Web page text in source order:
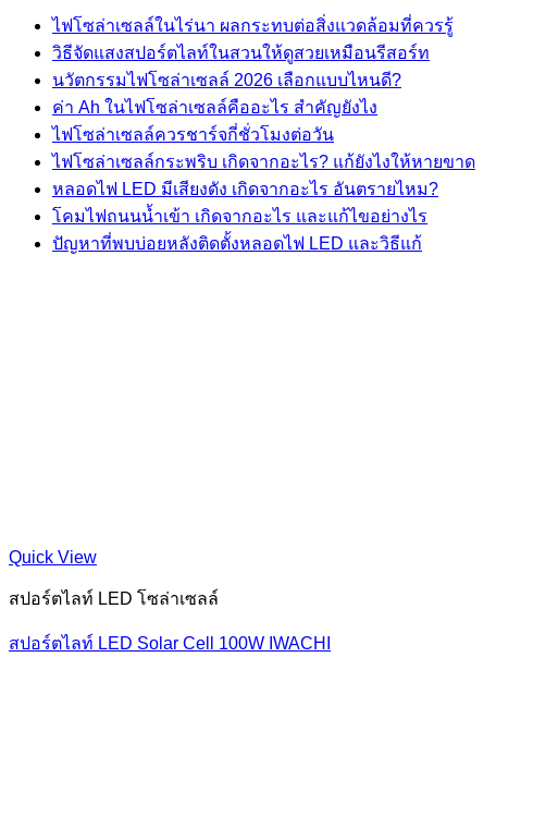
ไฟโซล่าเซลล์ในไร่นา ผลกระทบต่อสิ่งแวดล้อมที่ควรรู้
วิธีจัดแสงสปอร์ตไลท์ในสวนให้ดูสวยเหมือนรีสอร์ท
นวัตกรรมไฟโซล่าเซลล์ 2026 เลือกแบบไหนดี?
ค่า Ah ในไฟโซล่าเซลล์คืออะไร สำคัญยังไง
ไฟโซล่าเซลล์ควรชาร์จกี่ชั่วโมงต่อวัน
ไฟโซล่าเซลล์กระพริบ เกิดจากอะไร? แก้ยังไงให้หายขาด
หลอดไฟ LED มีเสียงดัง เกิดจากอะไร อันตรายไหม?
โคมไฟถนนน้ำเข้า เกิดจากอะไร และแก้ไขอย่างไร
ปัญหาที่พบบ่อยหลังติดตั้งหลอดไฟ LED และวิธีแก้
Quick View
สปอร์ตไลท์ LED โซล่าเซลล์
สปอร์ตไลท์ LED Solar Cell 100W IWACHI